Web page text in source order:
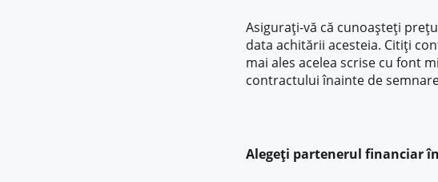
Asigurați-vă că cunoașteți
data achitării acesteia. Citiți
mai ales acelea scrise cu font
contractului înainte de
Alegeți partenerul financiar